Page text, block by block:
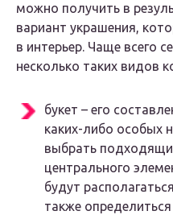
можно получить в
вариант украшения,
в интерьер. Чаще всего
несколько таких видов
букет – его
каких-либо особых
выбрать
центрального
будут
также